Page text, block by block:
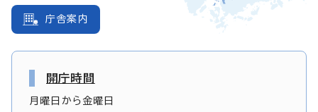
庁舎案内
開庁時間
月曜日から金曜日